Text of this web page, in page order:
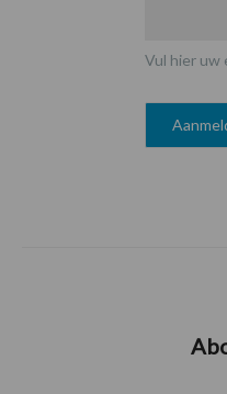
Vul hier uw